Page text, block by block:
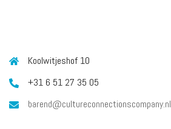
Koolwitjeshof 10
+31 6 51 27 35 05
barend@cultureconnectionscompany.nl